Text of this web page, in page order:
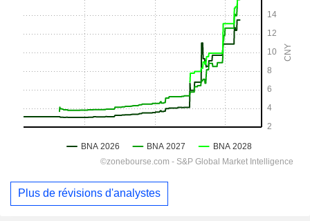
Plus de révisions d'analystes